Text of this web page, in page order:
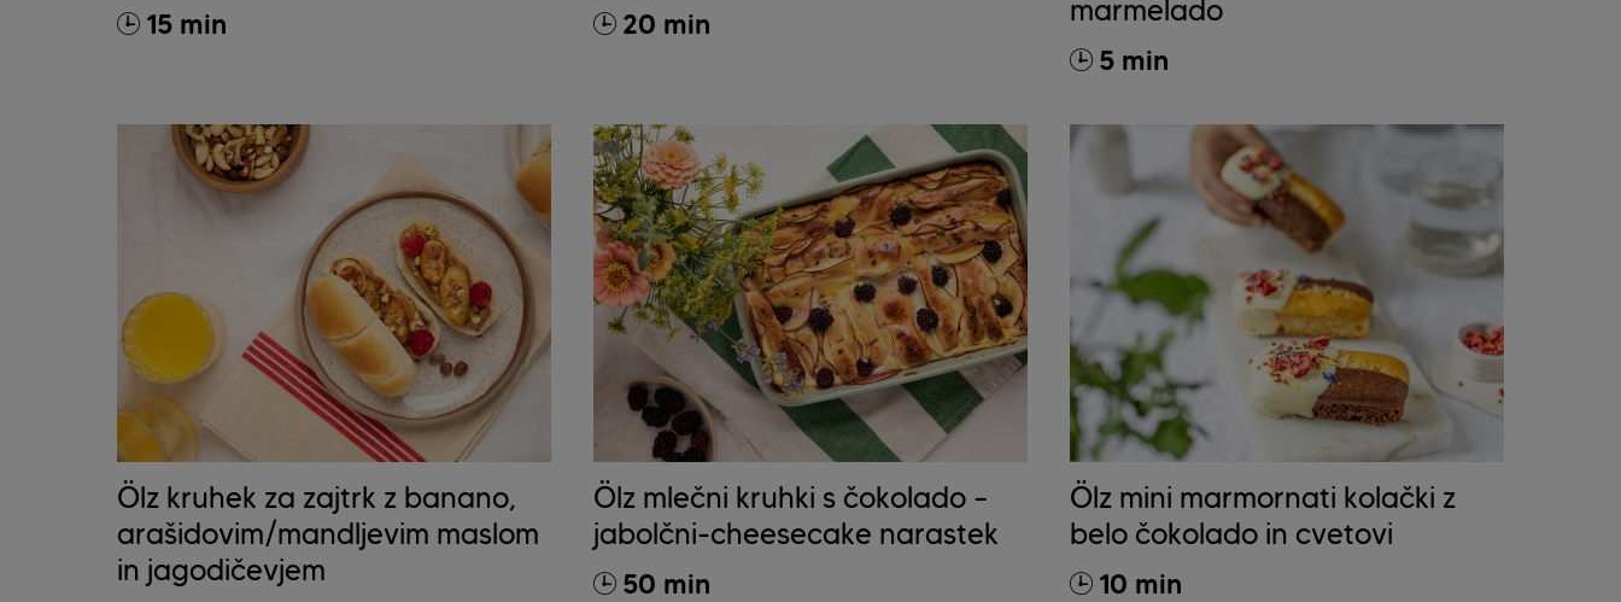
15 min 20 min
marmelado
5 min
Ölz kruhek za zajtrk z banano,
arašidovim/mandljevim maslom
in jagodičevjem
Ölz mlečni kruhki s čokolado –
jabolčni-cheesecake narastek
50 min
Ölz mini marmornati kolački z
belo čokolado in cvetovi
10 min